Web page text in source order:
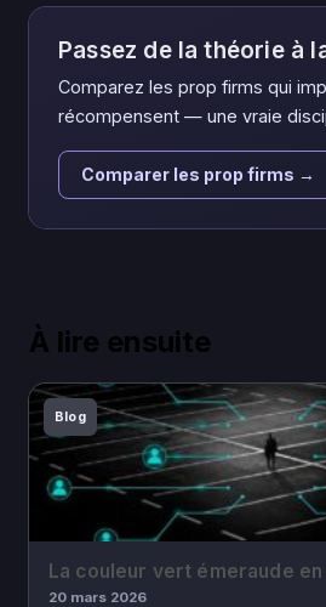
Passez de la théorie à
Comparez les prop firms qui
récompensent — une vraie
Comparer les prop firms →
À lire ensuite
Blog
La couleur vert émeraude
20 mars 2026